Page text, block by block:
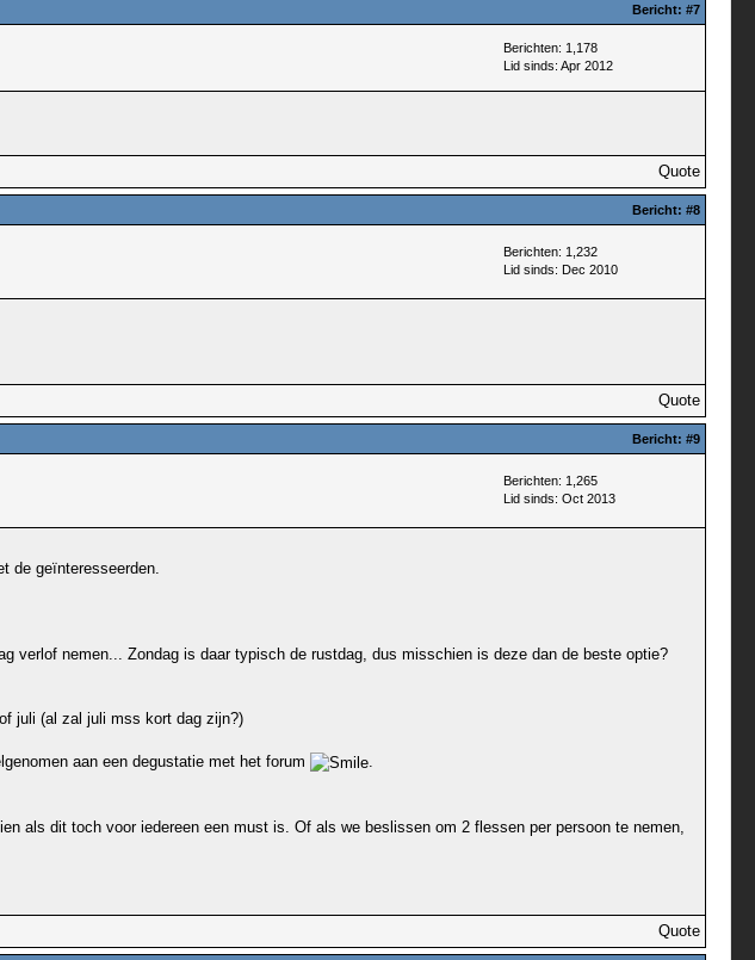
Bericht: #7
Berichten: 1,178
Lid sinds: Apr 2012
Quote
Bericht: #8
Berichten: 1,232
Lid sinds: Dec 2010
Quote
Bericht: #9
Berichten: 1,265
Lid sinds: Oct 2013
de geïnteresseerden.
verlof nemen... Zondag is daar typisch de rustdag, dus misschien is deze dan de beste optie?
juli (al zal juli mss kort dag zijn?)
aan een degustatie met het forum
.
als dit toch voor iedereen een must is. Of als we beslissen om 2 flessen per persoon te nemen,
Quote